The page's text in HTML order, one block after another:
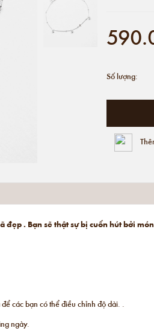
Số lượng:
. Bạn sẽ thật sự bị cuốn hút bởi
các bạn có thể điều chỉnh độ dài. .
ngày.